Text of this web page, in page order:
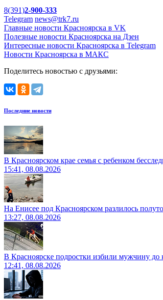
8(391)2-900-333
Telegram news@trk7.ru
Главные новости Красноярска в VK
Полезные новости Красноярска на Дзен
Интересные новости Красноярска в Telegram
Новости Красноярска в МАКС
Поделитесь новостью с друзьями:
Последние новости
В Красноярском крае семья с ребенком
15:41, 08.08.2026
На Енисее под Красноярском разлилось
13:27, 08.08.2026
В Красноярске подростки избили мужчину до
12:41, 08.08.2026